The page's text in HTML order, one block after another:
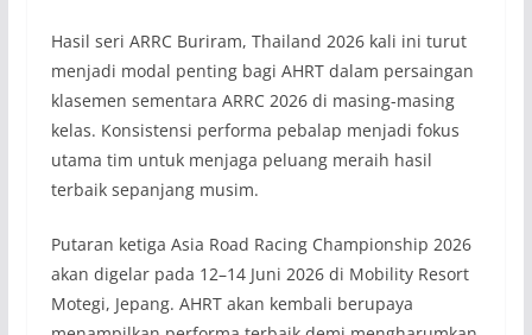
Hasil seri ARRC Buriram, Thailand 2026 kali ini turut
menjadi modal penting bagi AHRT dalam persaingan
klasemen sementara ARRC 2026 di masing-masing
kelas. Konsistensi performa pebalap menjadi fokus
utama tim untuk menjaga peluang meraih hasil
terbaik sepanjang musim.
Putaran ketiga Asia Road Racing Championship 2026
akan digelar pada 12–14 Juni 2026 di Mobility Resort
Motegi, Jepang. AHRT akan kembali berupaya